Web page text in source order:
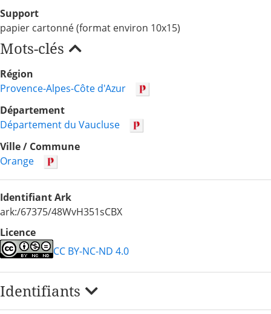
Support
papier cartonné (format environ 10x15)
Mots-clés
Région
Provence-Alpes-Côte d'Azur
Département
Département du Vaucluse
Ville / Commune
Orange
Identifiant Ark
ark:/67375/48WvH351sCBX
Licence
CC BY-NC-ND 4.0
Identifiants